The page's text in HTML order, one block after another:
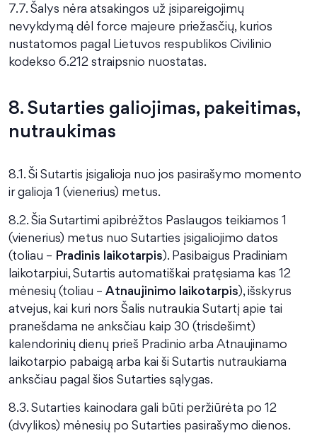
7.7. Šalys nėra atsakingos už įsipareigojimų
nevykdymą dėl force majeure priežasčių, kurios
nustatomos pagal Lietuvos respublikos Civilinio
kodekso 6.212 straipsnio nuostatas.
8. Sutarties galiojimas, pakeitimas,
nutraukimas
8.1. Ši Sutartis įsigalioja nuo jos pasirašymo momento
ir galioja 1 (vienerius) metus.
8.2. Šia Sutartimi apibrėžtos Paslaugos teikiamos 1
(vienerius) metus nuo Sutarties įsigaliojimo datos
(toliau – Pradinis laikotarpis). Pasibaigus Pradiniam
laikotarpiui, Sutartis automatiškai pratęsiama kas 12
mėnesių (toliau – Atnaujinimo laikotarpis), išskyrus
atvejus, kai kuri nors Šalis nutraukia Sutartį apie tai
pranešdama ne anksčiau kaip 30 (trisdešimt)
kalendorinių dienų prieš Pradinio arba Atnaujinamo
laikotarpio pabaigą arba kai ši Sutartis nutraukiama
anksčiau pagal šios Sutarties sąlygas.
8.3. Sutarties kainodara gali būti peržiūrėta po 12
(dvylikos) mėnesių po Sutarties pasirašymo dienos.